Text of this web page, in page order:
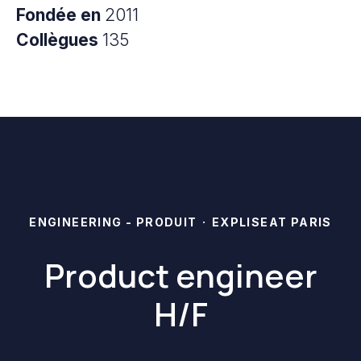
Fondée en 2011
Collègues 135
ENGINEERING - PRODUIT · EXPLISEAT PARIS
Product engineer
H/F